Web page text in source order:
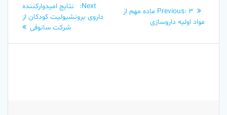
نوشتهPrevious:
Previous
post:
3 ماده مهم از
مواد اولیه داروسازی
Next:
Next
post:
نتایج امیدوارکننده
داروی برونشیولیت کودکان از
شرکت سانوفی